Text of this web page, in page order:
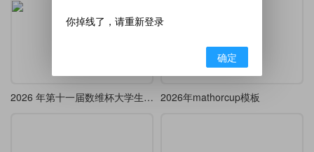
2026 年第十一届数维杯大学生数学建模挑战赛（春季赛）论文模板(简约版) 2026年mathorcup模板
你掉线了，请重新登录
确定